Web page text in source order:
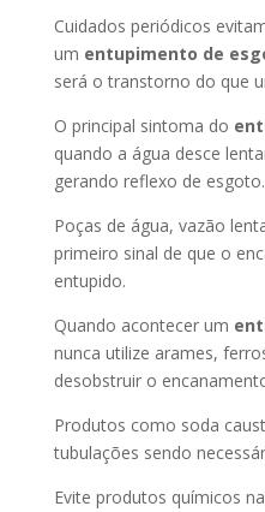
Cuidados periódicos
um entupimento de
será o transtorno do que
O principal sintoma do
quando a água desce
gerando reflexo de esgoto.
Poças de água, vazão
primeiro sinal de que o
entupido.
Quando acontecer um
nunca utilize arames,
desobstruir o
Produtos como soda
tubulações sendo
Evite produtos químicos